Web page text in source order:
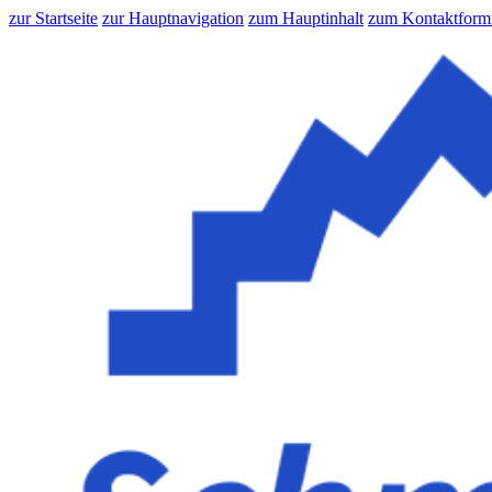
zur Startseite zur Hauptnavigation zum Hauptinhalt zum